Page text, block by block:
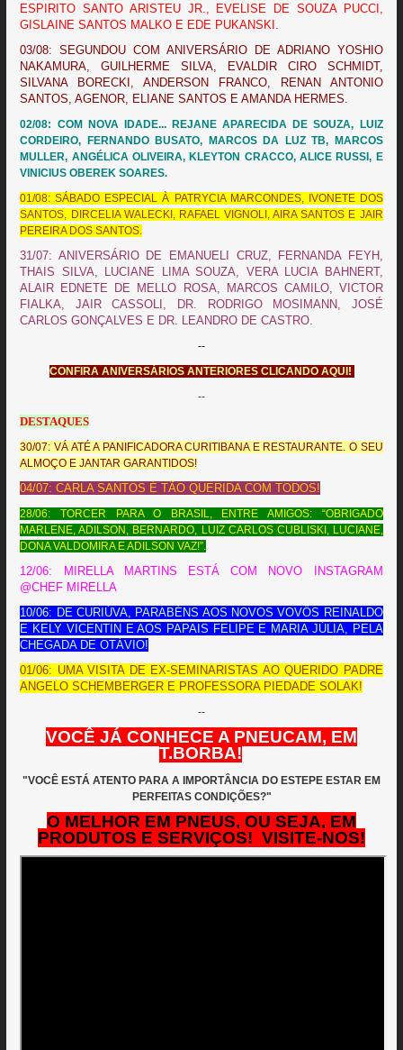
ESPIRITO SANTO ARISTEU JR., EVELISE DE SOUZA PUCCI,
GISLAINE SANTOS MALKO E EDE PUKANSKI.
03/08: SEGUNDOU COM ANIVERSÁRIO DE ADRIANO YOSHIO
NAKAMURA, GUILHERME SILVA, EVALDIR CIRO SCHMIDT,
SILVANA BORECKI, ANDERSON FRANCO, RENAN ANTONIO
SANTOS, AGENOR, ELIANE SANTOS E AMANDA HERMES.
02/08: COM NOVA IDADE... REJANE APARECIDA DE SOUZA, LUIZ
CORDEIRO, FERNANDO BUSATO, MARCOS DA LUZ TB, MARCOS
MULLER, ANGÉLICA OLIVEIRA, KLEYTON CRACCO, ALICE RUSSI, E
VINICIUS OBEREK SOARES.
01/08: SÁBADO ESPECIAL À PATRYCIA MARCONDES, IVONETE DOS
SANTOS, DIRCELIA WALECKI, RAFAEL VIGNOLI, AIRA SANTOS E JAIR
PEREIRA DOS SANTOS.
31/07: ANIVERSÁRIO DE EMANUELI CRUZ, FERNANDA FEYH,
THAIS SILVA, LUCIANE LIMA SOUZA, VERA LUCIA BAHNERT,
ALAIR EDNETE DE MELLO ROSA, MARCOS CAMILO, VICTOR
FIALKA, JAIR CASSOLI, DR. RODRIGO MOSIMANN, JOSÉ
CARLOS GONÇALVES E DR. LEANDRO DE CASTRO.
--
CONFIRA ANIVERSÁRIOS ANTERIORES CLICANDO AQUI!
--
DESTAQUES
30/07: VÁ ATÉ A PANIFICADORA CURITIBANA E RESTAURANTE. O SEU
ALMOÇO E JANTAR GARANTIDOS!
04/07: CARLA SANTOS É TÃO QUERIDA COM TODOS!
28/06: TORCER PARA O BRASIL, ENTRE AMIGOS: “OBRIGADO
MARLENE, ADILSON, BERNARDO, LUIZ CARLOS CUBLISKI, LUCIANE,
DONA VALDOMIRA E ADILSON VAZ!”.
12/06: MIRELLA MARTINS ESTÁ COM NOVO INSTAGRAM
@CHEF MIRELLA
10/06: DE CURIÚVA, PARABÉNS AOS NOVOS VOVÔS REINALDO
E KELY VICENTIN E AOS PAPAIS FELIPE E MARIA JÚLIA, PELA
CHEGADA DE OTÁVIO!
01/06: UMA VISITA DE EX-SEMINARISTAS AO QUERIDO PADRE
ANGELO SCHEMBERGER E PROFESSORA PIEDADE SOLAK!
--
VOCÊ JÁ CONHECE A PNEUCAM, EM
T.BORBA!
"VOCÊ ESTÁ ATENTO PARA A IMPORTÂNCIA DO ESTEPE ESTAR EM
PERFEITAS CONDIÇÕES?"
O MELHOR EM PNEUS, OU SEJA, EM
PRODUTOS E SERVIÇOS! VISITE-NOS!